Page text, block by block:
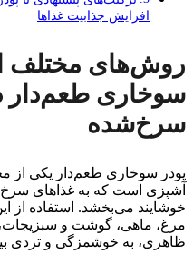
افزایش جذابیت غذاها
روش‌های مختلف
سوخاری طعم‌دار
سرخ‌شده
پودر سوخاری طعم‌دار یکی از
آشپزی است که به غذاهای
خوشایند می‌بخشد. استفاده از
مرغ، ماهی، گوشت و سبزیجات،
ظاهری، به خوشمزگی و تردی